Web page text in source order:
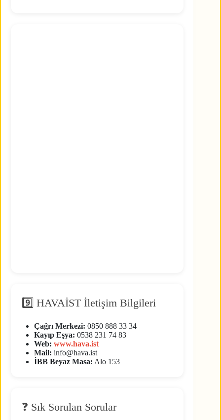
9️⃣ HAVAİST İletişim Bilgileri
Çağrı Merkezi: 0850 888 33 34
Kayıp Eşya: 0538 231 74 83
Web: www.hava.ist
Mail: info@hava.ist
İBB Beyaz Masa: Alo 153
❓ Sık Sorulan Sorular